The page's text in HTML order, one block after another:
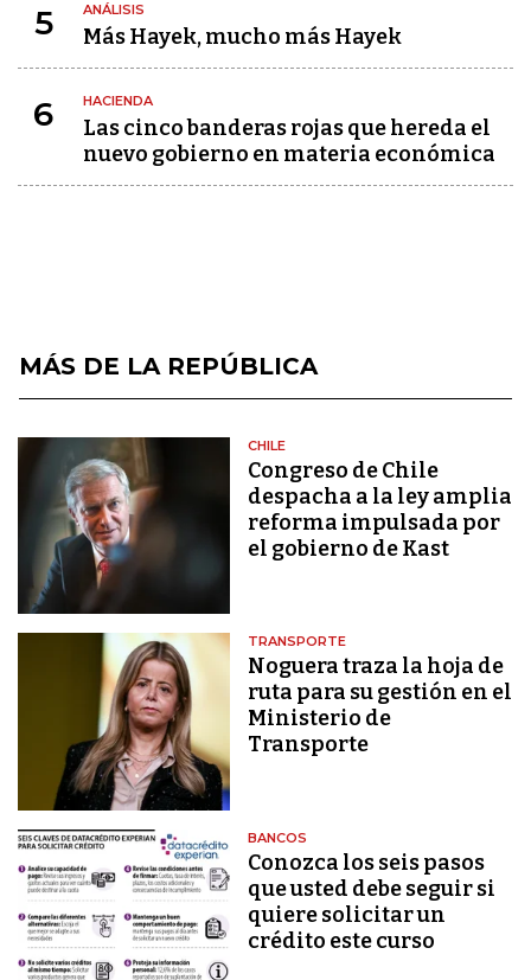
5 ANÁLISIS
Más Hayek, mucho más Hayek
6 HACIENDA
Las cinco banderas rojas que hereda el
nuevo gobierno en materia económica
MÁS DE LA REPÚBLICA
CHILE
Congreso de Chile
despacha a la ley amplia
reforma impulsada por
el gobierno de Kast
TRANSPORTE
Noguera traza la hoja de
ruta para su gestión en el
Ministerio de
Transporte
BANCOS
Conozca los seis pasos
que usted debe seguir si
quiere solicitar un
crédito este curso